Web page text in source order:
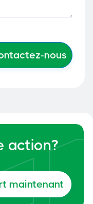
action?
maintenant